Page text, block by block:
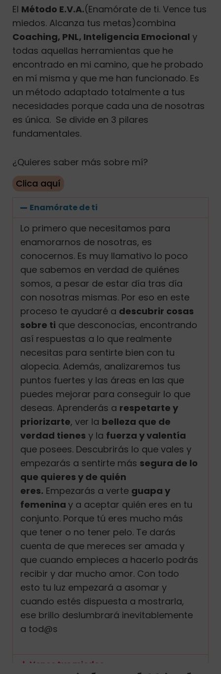
El Método E.V.A.(Enamórate de ti. Vence tus
miedos. Alcanza tus metas)combina
Coaching, PNL, Inteligencia Emocional y
todas aquellas herramientas que he
encontrado en mi camino, que he probado
en mí misma y que me han funcionado. Es
un método adaptado totalmente a tus
necesidades porque cada una de nosotras
es única. Se divide en 3 pilares
fundamentales.
¿Quieres saber más sobre mí?
Clica aquí
Enamórate de ti
Lo primero que necesitamos para
enamorarnos de nosotras, es
conocernos. Es muy llamativo lo poco
que sabemos en verdad de quiénes
somos, a pesar de estar día tras día
con nosotras mismas. Por eso en este
proceso te ayudaré a descubrir cosas
sobre ti que desconocías, encontrando
así respuestas a lo que realmente
necesitas para sentirte bien con tu
alopecia. Además, analizaremos tus
puntos fuertes y las áreas en las que
puedes mejorar para conseguir lo que
deseas. Aprenderás a respetarte y
priorizarte, ver la belleza que de
verdad tienes y la fuerza y valentía
que posees. Descubrirás lo que vales y
empezarás a sentirte más segura de lo
que quieres y de quién
eres. Empezarás a verte guapa y
femenina y a aceptar quién eres en tu
conjunto. Porque tú eres mucho más
que tener o no tener pelo. Te darás
cuenta de que mereces ser amada y
que cuando empieces a hacerlo podrás
recibir y dar mucho amor. Con todo
esto tu luz empezará a asomar y
cuando estés dispuesta a mostrarla,
ese brillo deslumbrará inevitablemente
a tod@s
Vence tus miedos